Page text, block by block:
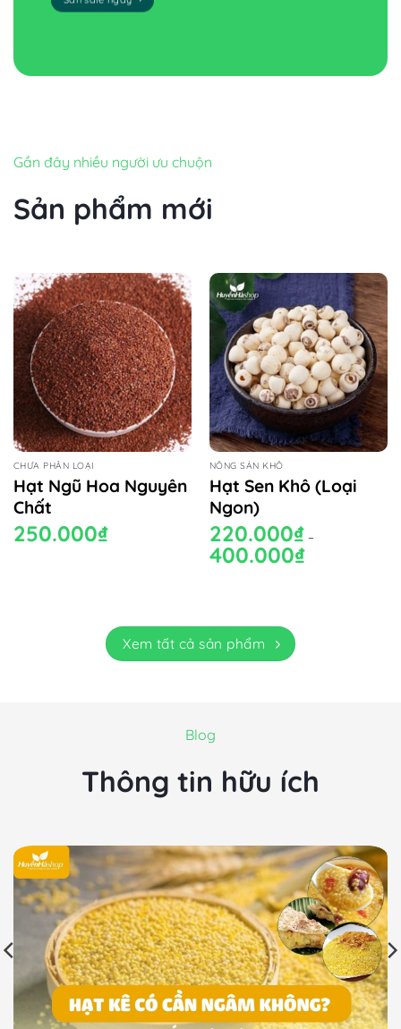
Gần đây nhiều người ưu chuộn
Sản phẩm mới
CHƯA PHÂN LOẠI
Hạt Ngũ Hoa Nguyên
Chất
250.000₫
NÔNG SẢN KHÔ
Hạt Sen Khô (Loại
Ngon)
220.000₫ –
400.000₫Khoảng
giá:
Xem tất cả sản phẩm
Blog
Thông tin hữu ích